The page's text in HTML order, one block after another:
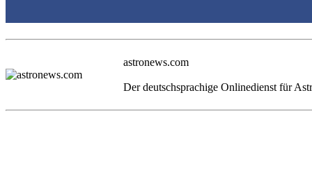
astronews.com
Der deutschsprachige Onlinedienst für